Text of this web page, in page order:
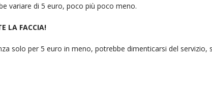
variare di 5 euro, poco più poco meno.
LA FACCIA!
solo per 5 euro in meno, potrebbe dimenticarsi del servizio,